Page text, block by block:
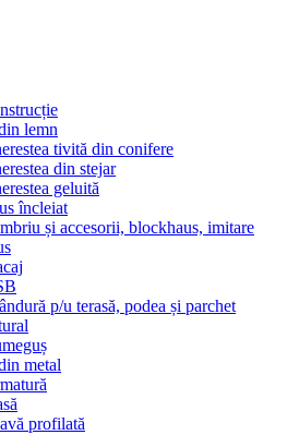
lemn
tivită din conifere
din stejar
geluită
încleiat
și accesorii, blockhaus, imitare
p/u terasă, podea și parchet
metal
profilată